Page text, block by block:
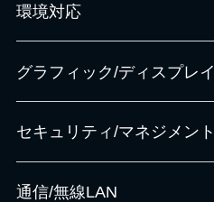
環境対応
セキュリティ/マネジメント
グラフィック/ディスプレイ
通信/無線LAN